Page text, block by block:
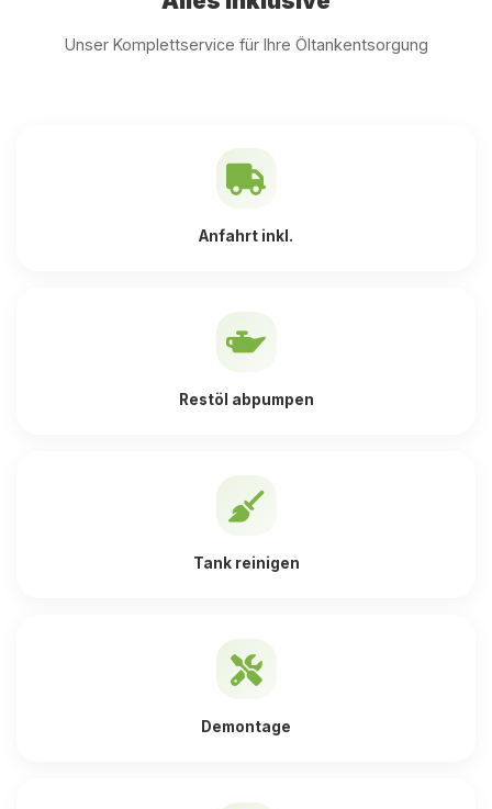
Unser Komplettservice für Ihre Öltankentsorgung
Anfahrt inkl.
Restöl abpumpen
Tank reinigen
Demontage